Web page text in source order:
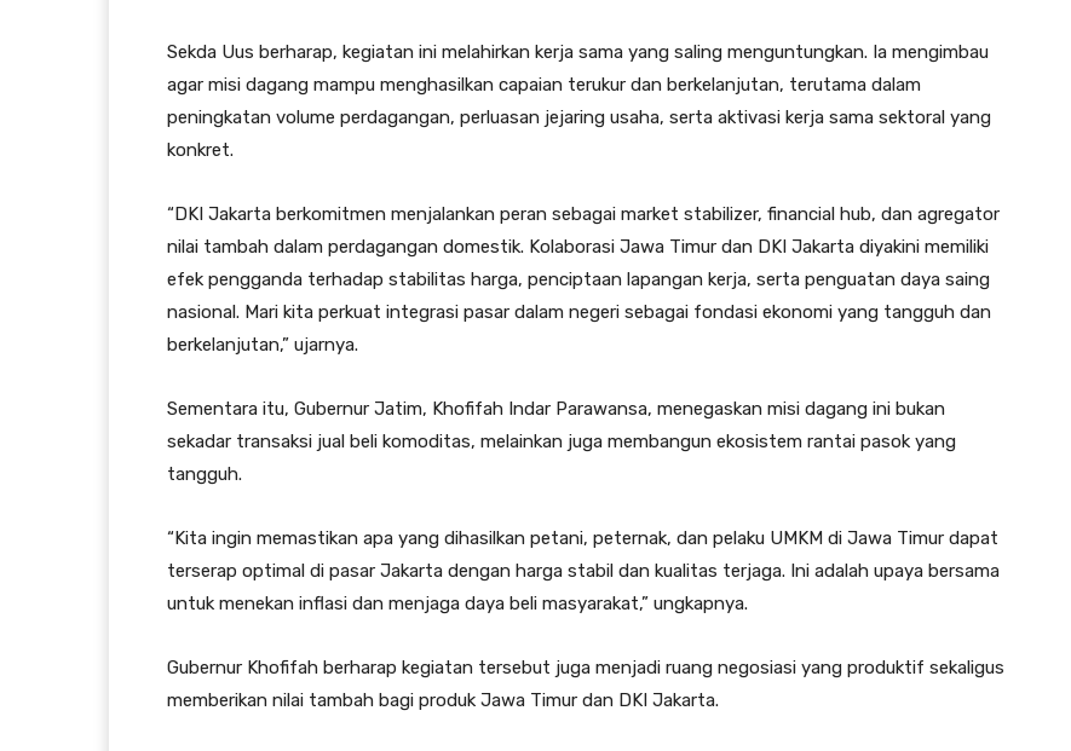
Sekda Uus berharap, kegiatan ini melahirkan kerja sama yang saling menguntungkan. Ia mengimbau
agar misi dagang mampu menghasilkan capaian terukur dan berkelanjutan, terutama dalam
peningkatan volume perdagangan, perluasan jejaring usaha, serta aktivasi kerja sama sektoral yang
konkret.
“DKI Jakarta berkomitmen menjalankan peran sebagai market stabilizer, financial hub, dan agregator
nilai tambah dalam perdagangan domestik. Kolaborasi Jawa Timur dan DKI Jakarta diyakini memiliki
efek pengganda terhadap stabilitas harga, penciptaan lapangan kerja, serta penguatan daya saing
nasional. Mari kita perkuat integrasi pasar dalam negeri sebagai fondasi ekonomi yang tangguh dan
berkelanjutan,” ujarnya.
Sementara itu, Gubernur Jatim, Khofifah Indar Parawansa, menegaskan misi dagang ini bukan
sekadar transaksi jual beli komoditas, melainkan juga membangun ekosistem rantai pasok yang
tangguh.
“Kita ingin memastikan apa yang dihasilkan petani, peternak, dan pelaku UMKM di Jawa Timur dapat
terserap optimal di pasar Jakarta dengan harga stabil dan kualitas terjaga. Ini adalah upaya bersama
untuk menekan inflasi dan menjaga daya beli masyarakat,” ungkapnya.
Gubernur Khofifah berharap kegiatan tersebut juga menjadi ruang negosiasi yang produktif sekaligus
memberikan nilai tambah bagi produk Jawa Timur dan DKI Jakarta.